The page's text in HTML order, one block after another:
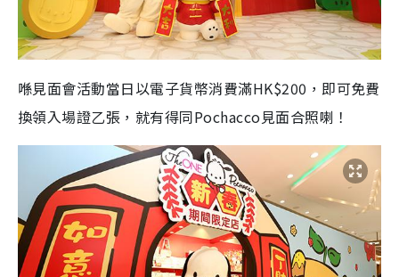
喺見面會活動當日以電子貨幣消費滿HK$200 ，即可免費
換領入場證乙張，就有得同Pochacco見面合照喇！